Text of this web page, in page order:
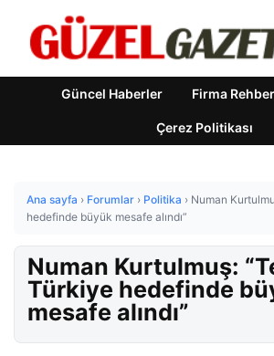
Güncel Haberler Firma
Çerez Politikası
Ana sayfa › Forumlar › Politika › Numan
hedefinde büyük mesafe alındı”
Numan Kurtulmuş:
Türkiye hedefinde
mesafe alındı”